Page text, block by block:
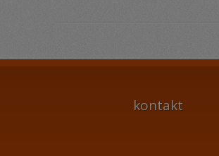
kontakt